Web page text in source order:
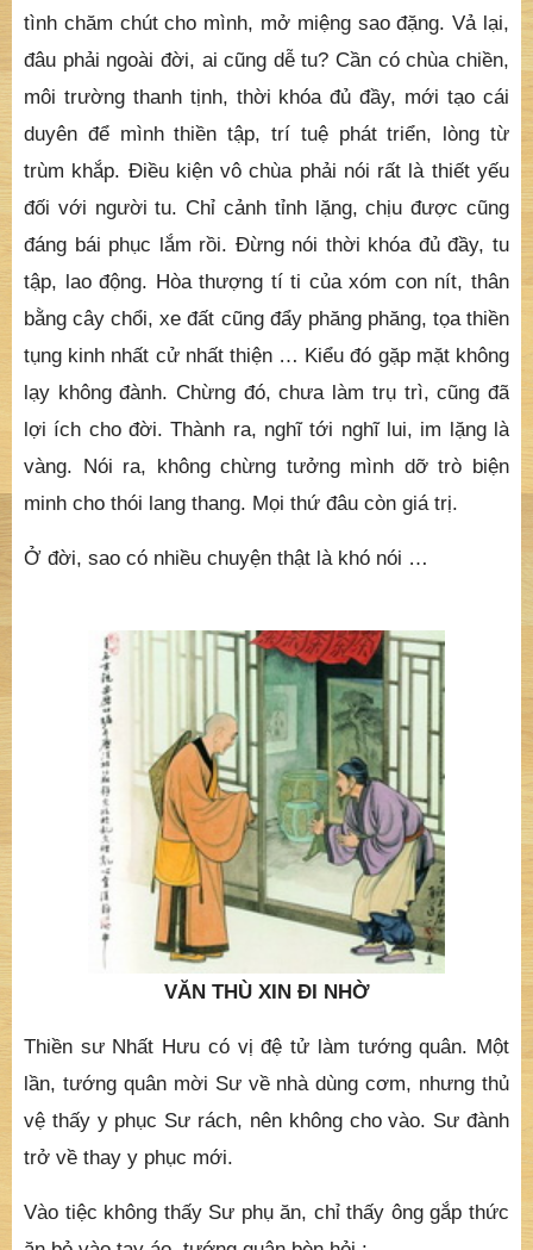
tình chăm chút cho mình, mở miệng sao đặng. Vả lại,
đâu phải ngoài đời, ai cũng dễ tu? Cần có chùa chiền,
môi trường thanh tịnh, thời khóa đủ đầy, mới tạo cái
duyên để mình thiền tập, trí tuệ phát triển, lòng từ
trùm khắp. Điều kiện vô chùa phải nói rất là thiết yếu
đối với người tu. Chỉ cảnh tỉnh lặng, chịu được cũng
đáng bái phục lắm rồi. Đừng nói thời khóa đủ đầy, tu
tập, lao động. Hòa thượng tí ti của xóm con nít, thân
bằng cây chổi, xe đất cũng đẩy phăng phăng, tọa thiền
tụng kinh nhất cử nhất thiện … Kiểu đó gặp mặt không
lạy không đành. Chừng đó, chưa làm trụ trì, cũng đã
lợi ích cho đời. Thành ra, nghĩ tới nghĩ lui, im lặng là
vàng. Nói ra, không chừng tưởng mình dỡ trò biện
minh cho thói lang thang. Mọi thứ đâu còn giá trị.
Ở đời, sao có nhiều chuyện thật là khó nói …
VĂN THÙ XIN ĐI NHỜ
Thiền sư Nhất Hưu có vị đệ tử làm tướng quân. Một
lần, tướng quân mời Sư về nhà dùng cơm, nhưng thủ
vệ thấy y phục Sư rách, nên không cho vào. Sư đành
trở về thay y phục mới.
Vào tiệc không thấy Sư phụ ăn, chỉ thấy ông gắp thức